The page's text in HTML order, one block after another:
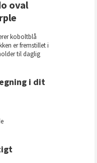
oval
koboltblå
er fremstillet i
til daglig
i dit